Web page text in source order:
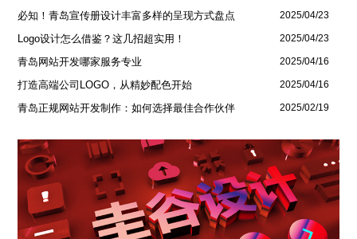
必知！青岛宣传册设计丰富多样的呈现方式盘点 2025/04/23
Logo设计怎么借鉴？这几招超实用！ 2025/04/23
青岛网站开发哪家服务专业 2025/04/16
打造高端公司LOGO，从精妙配色开始 2025/04/16
青岛正规网站开发制作：如何选择最佳合作伙伴 2025/02/19